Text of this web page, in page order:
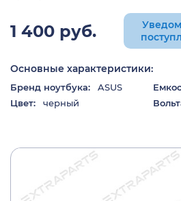
1 400 руб.
Основные характеристики:
Бренд ноутбука: ASUS
Цвет:
черный